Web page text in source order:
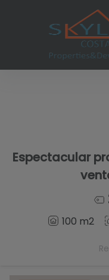
Espectacular
100 m2